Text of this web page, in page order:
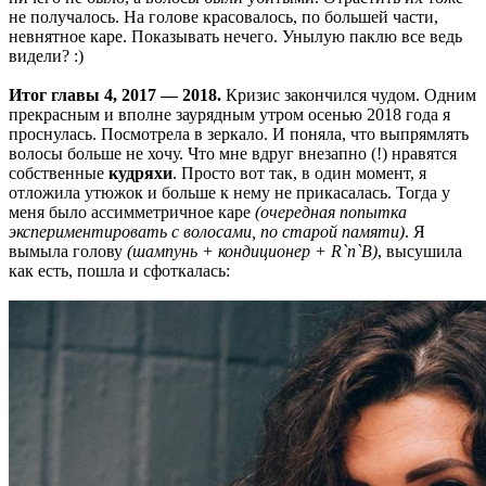
не получалось. На голове красовалось, по большей части,
невнятное каре. Показывать нечего. Унылую паклю все ведь
видели? :)
Итог главы 4, 2017 — 2018. Кризис закончился чудом. Одним
прекрасным и вполне заурядным утром осенью 2018 года я
проснулась. Посмотрела в зеркало. И поняла, что выпрямлять
волосы больше не хочу. Что мне вдруг внезапно (!) нравятся
собственные кудряхи. Просто вот так, в один момент, я
отложила утюжок и больше к нему не прикасалась. Тогда у
меня было ассимметричное каре (очередная попытка
экспериментировать с волосами, по старой памяти). Я
вымыла голову (шампунь + кондиционер + R`n`B), высушила
как есть, пошла и сфоткалась: